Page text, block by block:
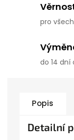
pro
do 14 dní
Popis
Detailní